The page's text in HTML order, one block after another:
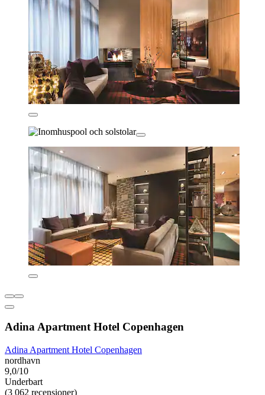
Adina Apartment Hotel Copenhagen
Adina Apartment Hotel Copenhagen
nordhavn
9,0/10
Underbart
(3 062 recensioner)